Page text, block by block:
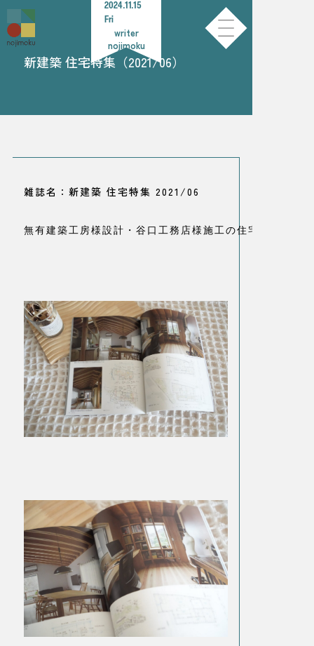
2024.11.15
Fri
writer
nojimoku
新建築 住宅特集（2021/06）
雑誌名：新建築 住宅特集 2021/06
無有建築工房様設計・谷口工務店様施工の住宅で杉の床